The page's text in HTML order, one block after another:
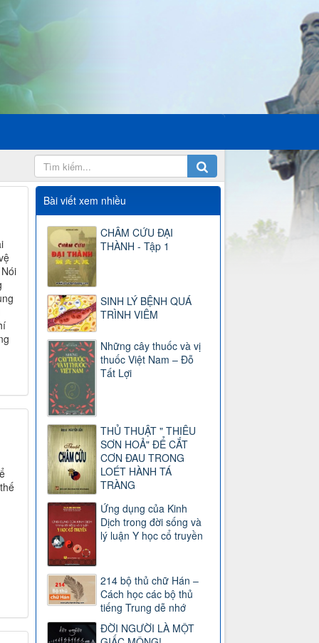
Bài viết xem nhiều
CHÂM CỨU ĐẠI
THÀNH - Tập 1
SINH LÝ BỆNH QUÁ
TRÌNH VIÊM
Những cây thuốc và vị
thuốc Việt Nam – Đỗ
Tất Lợi
THỦ THUẬT " THIÊU
SƠN HOẢ" ĐỂ CẮT
CƠN ĐAU TRONG
LOÉT HÀNH TÁ
TRÀNG
Ứng dụng của Kinh
Dịch trong đời sống và
lý luận Y học cổ truyền
214 bộ thủ chữ Hán –
Cách học các bộ thủ
tiếng Trung dễ nhớ
ĐỜI NGƯỜI LÀ MỘT